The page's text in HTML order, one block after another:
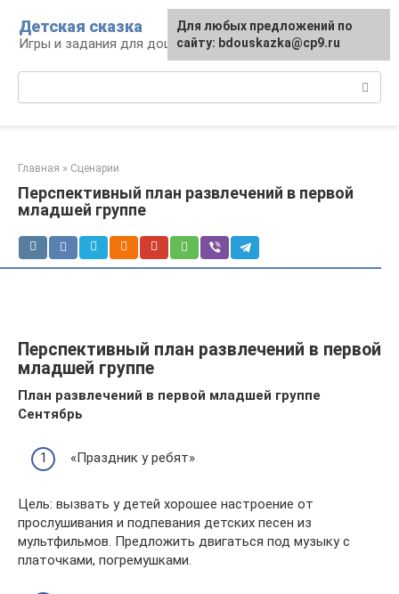
контенту
Детская сказка
Игры и задания для дошкольников
Главная » Сценарии
Перспективный план развлечений в первой
младшей группе
Перспективный план развлечений в первой
младшей группе
План развлечений в первой младшей группе
Сентябрь
«Праздник у ребят»
Цель: вызвать у детей хорошее настроение от
прослушивания и подпевания детских песен из
мультфильмов. Предложить двигаться под музыку с
платочками, погремушками.
Для любых предложений по
сайту: bdouskazka@cp9.ru